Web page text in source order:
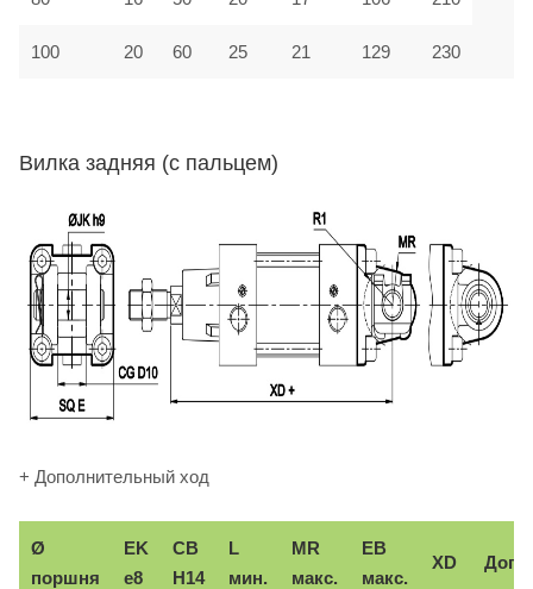
100 20 60 25 21 129 230
Вилка задняя (с пальцем)
+ Дополнительный ход
Ø
поршня
EK
e8
CB
H14
L
мин.
MR
макс.
EB
макс.
XD Доп.